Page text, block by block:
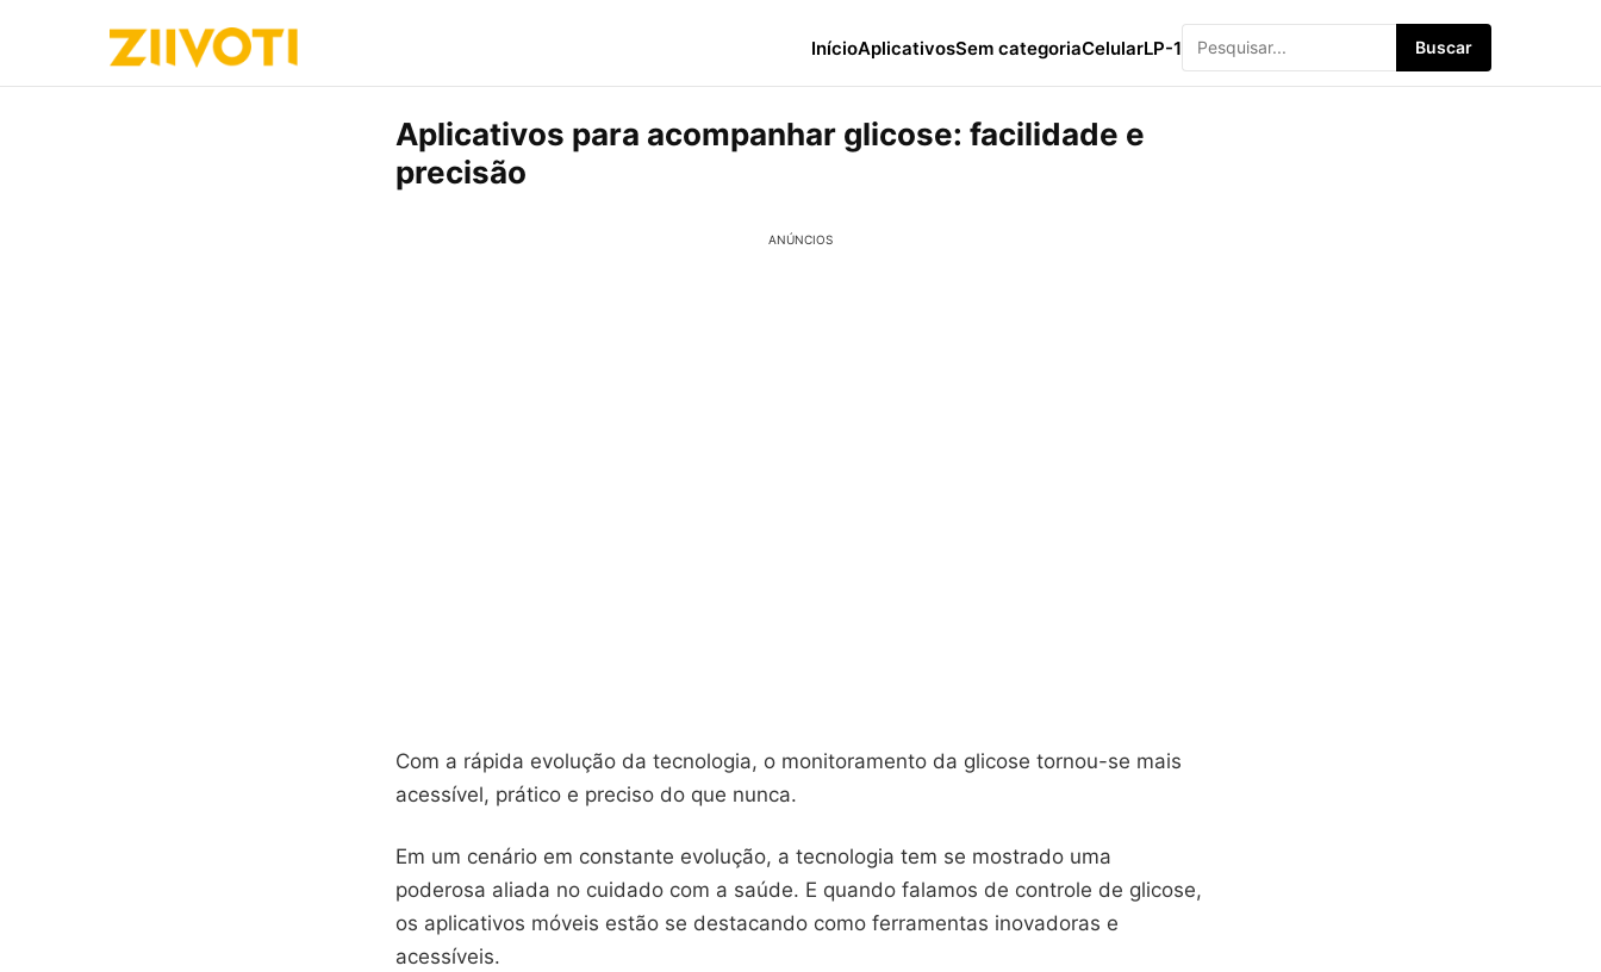
InícioAplicativosSem categoriaCelularLP-1 Buscar
Aplicativos para acompanhar glicose: facilidade e
precisão
ANÚNCIOS
Com a rápida evolução da tecnologia, o monitoramento da glicose tornou-se mais
acessível, prático e preciso do que nunca.
Em um cenário em constante evolução, a tecnologia tem se mostrado uma
poderosa aliada no cuidado com a saúde. E quando falamos de controle de glicose,
os aplicativos móveis estão se destacando como ferramentas inovadoras e
acessíveis.